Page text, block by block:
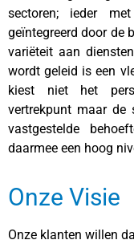
sectoren; ieder
geïntegreerd door de
variëteit aan
wordt geleid is een
kiest niet het
vertrekpunt maar de
vastgestelde
daarmee een hoog
Onze Visie
Onze klanten willen